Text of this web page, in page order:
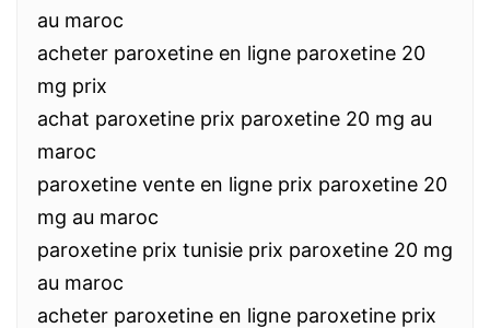
au maroc
acheter paroxetine en ligne paroxetine 20
mg prix
achat paroxetine prix paroxetine 20 mg au
maroc
paroxetine vente en ligne prix paroxetine 20
mg au maroc
paroxetine prix tunisie prix paroxetine 20 mg
au maroc
acheter paroxetine en ligne paroxetine prix